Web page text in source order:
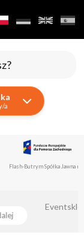
a
Funduszu Rozwoju
Czytaj dalej